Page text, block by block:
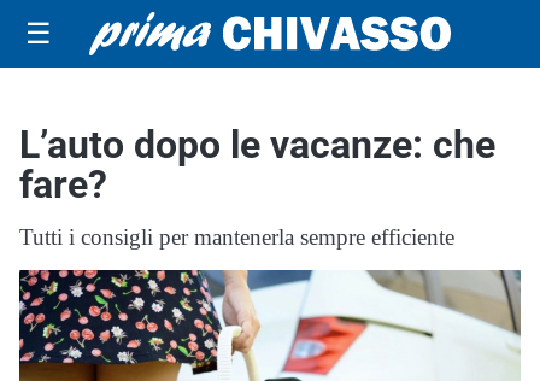
☰
L’auto dopo le vacanze: che
fare?
Tutti i consigli per mantenerla sempre efficiente